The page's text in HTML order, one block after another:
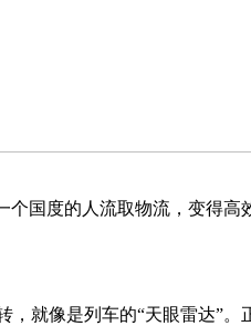
度的人流取物流，变得高
像是列车的“天眼雷达”。